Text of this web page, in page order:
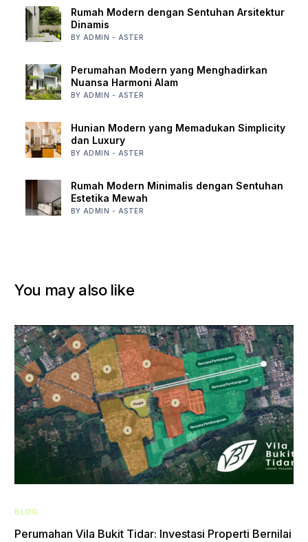
Rumah Modern dengan Sentuhan Arsitektur
Dinamis
BY ADMIN - ASTER
Perumahan Modern yang Menghadirkan
Nuansa Harmoni Alam
BY ADMIN - ASTER
Hunian Modern yang Memadukan Simplicity
dan Luxury
BY ADMIN - ASTER
Rumah Modern Minimalis dengan Sentuhan
Estetika Mewah
BY ADMIN - ASTER
You may also like
BLOG
Perumahan Vila Bukit Tidar: Investasi Properti Bernilai